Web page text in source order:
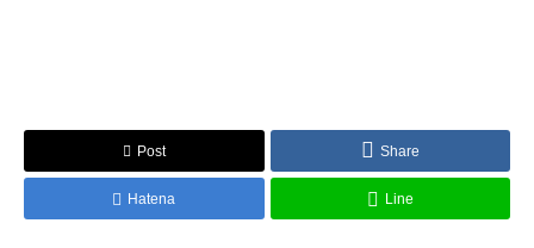
Post Share
Hatena Line